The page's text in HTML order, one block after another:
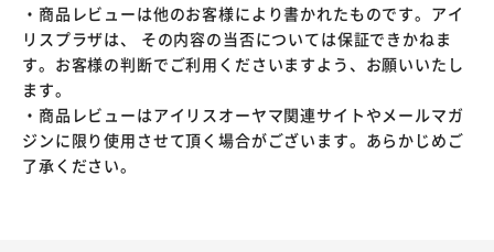
・商品レビューは他のお客様により書かれたものです。アイ
リスプラザは、 その内容の当否については保証できかねま
す。お客様の判断でご利用くださいますよう、お願いいたし
ます。
・商品レビューはアイリスオーヤマ関連サイトやメールマガ
ジンに限り使用させて頂く場合がございます。あらかじめご
了承ください。